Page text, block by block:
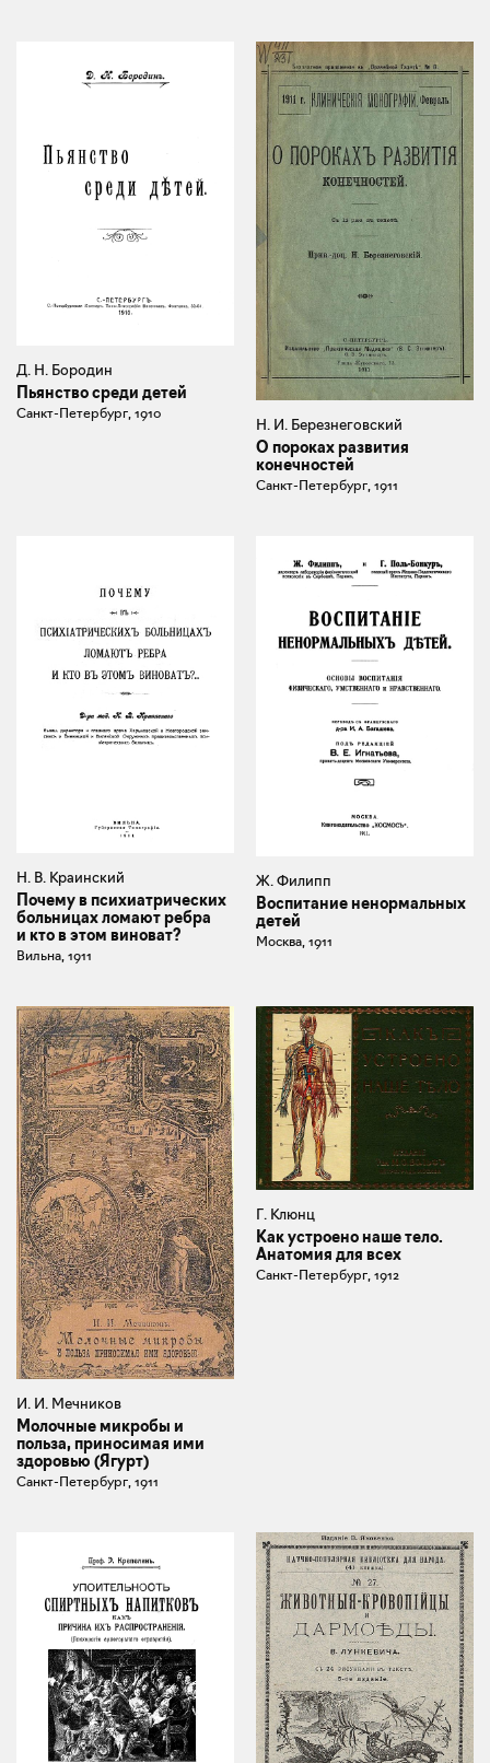
Д. Н. Бородин
Пьянство среди детей
Санкт-Петербург, 1910
Н. И. Березнеговский
О пороках развития
конечностей
Санкт-Петербург, 1911
Н. В. Краинский
Почему в психиатрических
больницах ломают ребра
и кто в этом виноват?
Вильна, 1911
Ж. Филипп
Воспитание ненормальных
детей
Москва, 1911
И. И. Мечников
Молочные микробы и
польза, приносимая ими
здоровью (Ягурт)
Санкт-Петербург, 1911
Г. Клюнц
Как устроено наше тело.
Анатомия для всех
Санкт-Петербург, 1912